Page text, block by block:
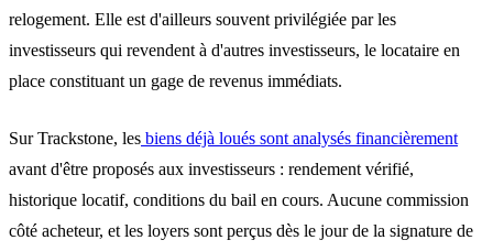
relogement. Elle est d'ailleurs souvent privilégiée par les
investisseurs qui revendent à d'autres investisseurs, le locataire en
place constituant un gage de revenus immédiats.
Sur Trackstone, les biens déjà loués sont analysés financièrement
avant d'être proposés aux investisseurs : rendement vérifié,
historique locatif, conditions du bail en cours. Aucune commission
côté acheteur, et les loyers sont perçus dès le jour de la signature de